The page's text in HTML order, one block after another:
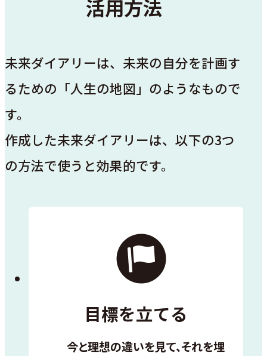
活用方法
未来ダイアリーは、未来の自分を計画す
るための「人生の地図」のようなもので
す。
作成した未来ダイアリーは、以下の3つ
の方法で使うと効果的です。
目標を立てる
今と理想の違いを見て、それを埋